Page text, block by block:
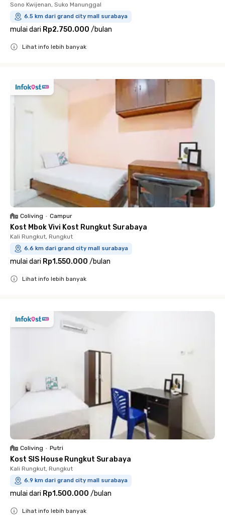
Sono Kwijenan, Suko Manunggal
6.5 km dari grand city mall surabaya
mulai dari Rp2.750.000 /bulan
Lihat info lebih banyak
Coliving • Campur
Kost Mbok Vivi Kost Rungkut Surabaya
Kali Rungkut, Rungkut
6.6 km dari grand city mall surabaya
mulai dari Rp1.550.000 /bulan
Lihat info lebih banyak
Coliving • Putri
Kost SIS House Rungkut Surabaya
Kali Rungkut, Rungkut
6.9 km dari grand city mall surabaya
mulai dari Rp1.500.000 /bulan
Lihat info lebih banyak